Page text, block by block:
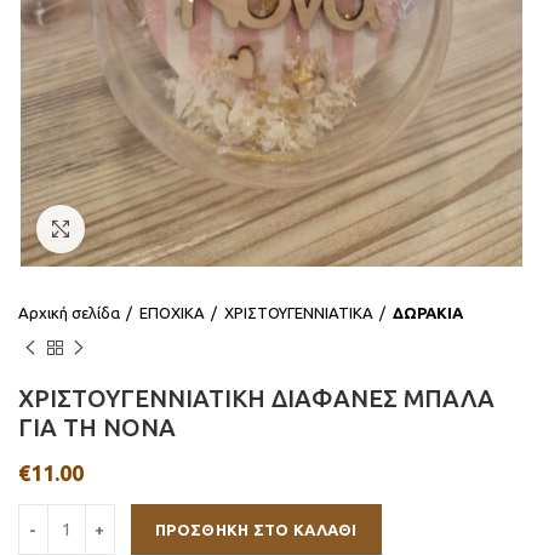
Click to enlarge
Αρχική σελίδα ΕΠΟΧΙΚΑ ΧΡΙΣΤΟΥΓΕΝΝΙΑΤΙΚΑ ΔΩΡΑΚΙΑ
ΧΡΙΣΤΟΥΓΕΝΝΙΑΤΙΚΗ ΔΙΑΦΑΝΕΣ ΜΠΑΛΑ
ΓΙΑ ΤΗ ΝΟΝΑ
€11.00
ΠΡΟΣΘΉΚΗ ΣΤΟ ΚΑΛΆΘΙ